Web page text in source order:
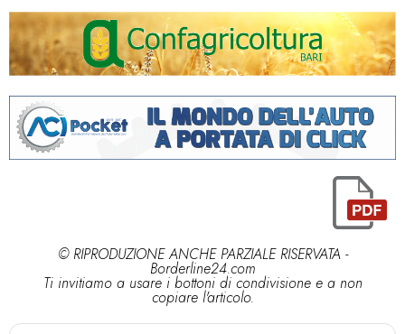
© RIPRODUZIONE ANCHE PARZIALE RISERVATA -
Borderline24.com
Ti invitiamo a usare i bottoni di condivisione e a non
copiare l'articolo.